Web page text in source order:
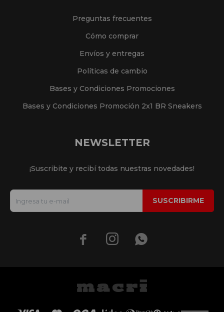
Preguntas frecuentes
Cómo comprar
Envíos y entregas
Políticas de cambio
Bases y Condiciones Promociones
Bases y Condiciones Promoción 2x1 BR Sneakers
NEWSLETTER
¡Suscribite y recibí todas nuestras novedades!
SUSCRIBIRME
  